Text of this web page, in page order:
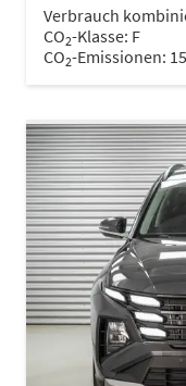
Verbrauch
CO2-Klasse: F
CO2-Emissionen: